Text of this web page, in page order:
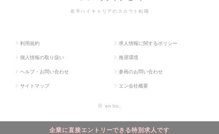
企業に直接エントリーできる特別求人です
若手ハイキャリアのスカウト転職
利用規約 求人情報に関するポリシー
個人情報の取り扱い 推奨環境
ヘルプ・お問い合わせ 参画のお問い合わせ
サイトマップ エン会社概要
© en Inc.